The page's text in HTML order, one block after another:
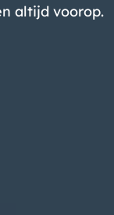
altijd voorop.